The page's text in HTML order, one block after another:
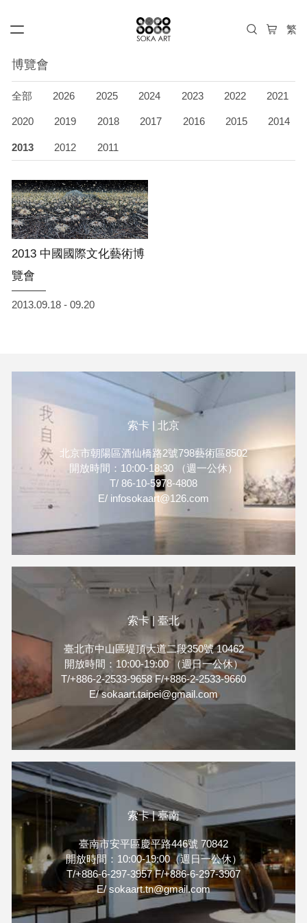
博覽會
全部 2026 2025 2024 2023 2022 2021
2020 2019 2018 2017 2016 2015 2014
2013 2012 2011
2013 中國國際文化藝術博
覽會
2013.09.18 - 09.20
索卡 | 北京
北京市朝陽區酒仙橋路2號798藝術區8502
開放時間：10:00-18:30 （週一公休）
T/ 86-10-5978-4808
E/ infosokaart@126.com
索卡 | 臺北
臺北市中山區堤頂大道二段350號 10462
開放時間：10:00-19:00 （週日一公休）
T/+886-2-2533-9658 F/+886-2-2533-9660
E/ sokaart.taipei@gmail.com
索卡 | 臺南
臺南市安平區慶平路446號 70842
開放時間：10:00-19:00（週日一公休）
T/+886-6-297-3957 F/+886-6-297-3907
E/ sokaart.tn@gmail.com